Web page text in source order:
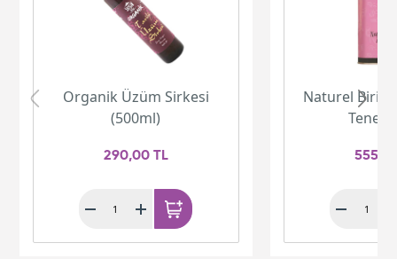
Organik Üzüm Sirkesi
(500ml)
290,00 TL
Naturel